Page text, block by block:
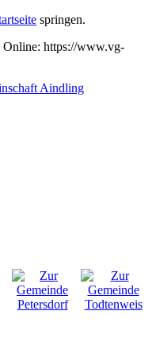
springen.
Online: https://www.vg-